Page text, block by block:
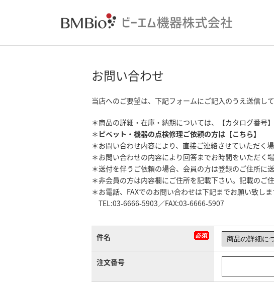
お問い合わせ
当店へのご要望は、下記フォームにご記入のうえ送信して
＊商品の詳細・在庫・納期については、【カタログ番号
＊ ピペット・機器の点検修理ご依頼の方は【こちら】
＊お問い合わせ内容により、直接ご連絡させていただく場
＊お問い合わせの内容により回答までお時間をいただく場
＊送付を伴うご依頼の場合、会員の方は登録のご住所に送
＊非会員の方は内容欄にご住所を記載下さい。記載のご
＊お電話、FAXでのお問い合わせは下記までお願い致しま
TEL:03-6666-5903／FAX:03-6666-5907
件名
注文番号